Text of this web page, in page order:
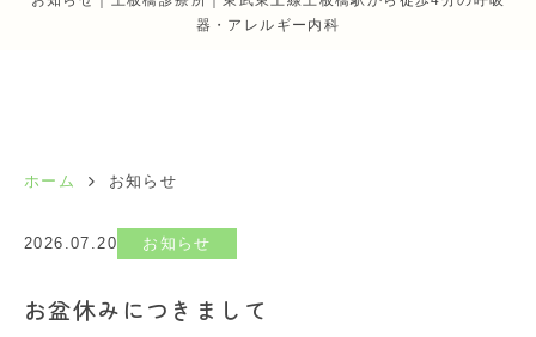
器・アレルギー内科
ホーム お知らせ
2026.07.20 お知らせ
お盆休みにつきまして